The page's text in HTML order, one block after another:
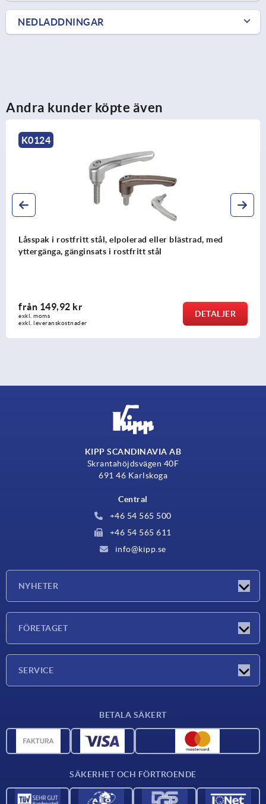
NEDLADDNINGAR
Andra kunder köpte även
K0124
Låsspak i rostfritt stål, elpolerad eller blästrad, med
yttergänga, gänginsats i rostfritt stål
från 149,92 kr
exkl. moms
exkl. leveranskostnader
DETALJER
KIPP SCANDINAVIA AB
Skrantahöjdsvägen 40F
691 46 Karlskoga
Central
+46 54 565 500
+46 54 565 611
info@kipp.se
NYHETER
FÖRETAGET
SERVICE
CAD-data
BETALA SÄKERT
SÄKERHET OCH FÖRTROENDE